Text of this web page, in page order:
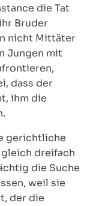
die Tat
Bruder
nicht Mittäter
Jungen mit
dass der
ihm die
gerichtliche
dreifach
die Suche
weil sie
der die